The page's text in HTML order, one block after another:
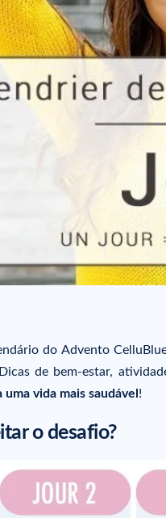
do Advento
de bem-estar,
uma vida mais saudável !
o desafio?